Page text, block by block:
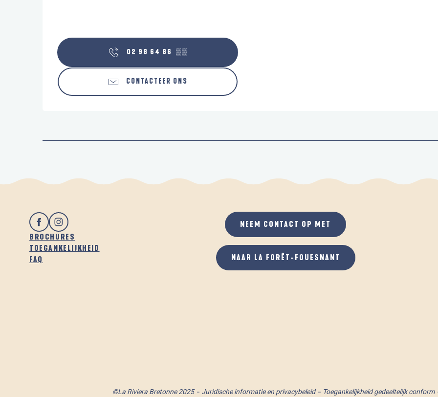
02 98 64 86 ▒▒
CONTACTEER ONS
BROCHURES
TOEGANKELIJKHEID
FAQ
NEEM CONTACT OP MET
NAAR LA FORÊT-FOUESNANT
©La Riviera Bretonne 2025 Juridische informatie en privacybeleid Toegankelijkheid gedeeltelijk conform